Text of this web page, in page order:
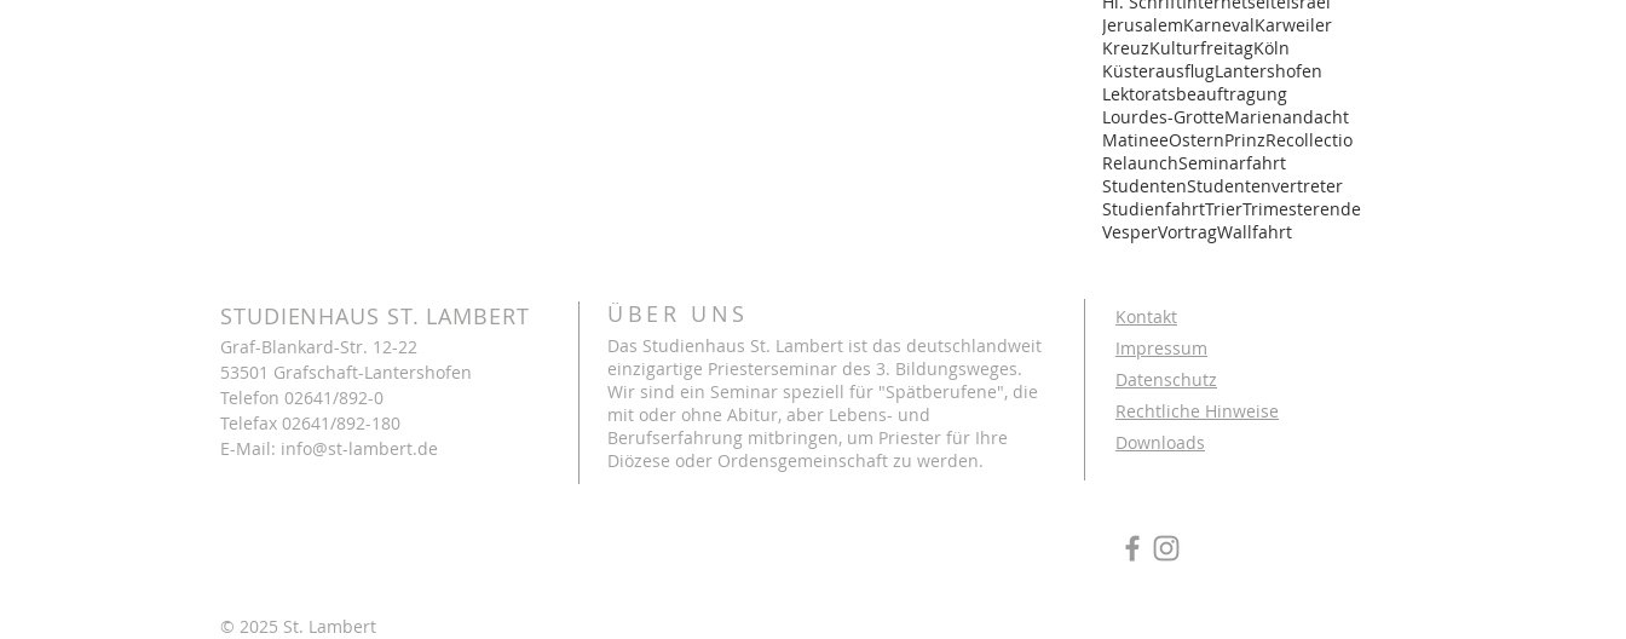
JerusalemKarnevalKarweiler
KreuzKulturfreitagKöln
KüsterausflugLantershofen
Lektoratsbeauftragung
Lourdes-GrotteMarienandacht
MatineeOsternPrinzRecollectio
RelaunchSeminarfahrt
StudentenStudentenvertreter
StudienfahrtTrierTrimesterende
VesperVortragWallfahrt
STUDIENHAUS ST. LAMBERT
Graf-Blankard-Str. 12-22
53501 Grafschaft-Lantershofen
Telefon 02641/892-0
Telefax 02641/892-180
E-Mail: info@st-lambert.de
ÜBER UNS
Das Studienhaus St. Lambert ist das deutschlandweit
einzigartige Priesterseminar des 3. Bildungsweges.
Wir sind ein Seminar speziell für "Spätberufene", die
mit oder ohne Abitur, aber Lebens- und
Berufserfahrung mitbringen, um Priester für Ihre
Diözese oder Ordensgemeinschaft zu werden.
Kontakt
Impressum
Datenschutz
Rechtliche Hinweise
Downloads
© 2025 St. Lambert